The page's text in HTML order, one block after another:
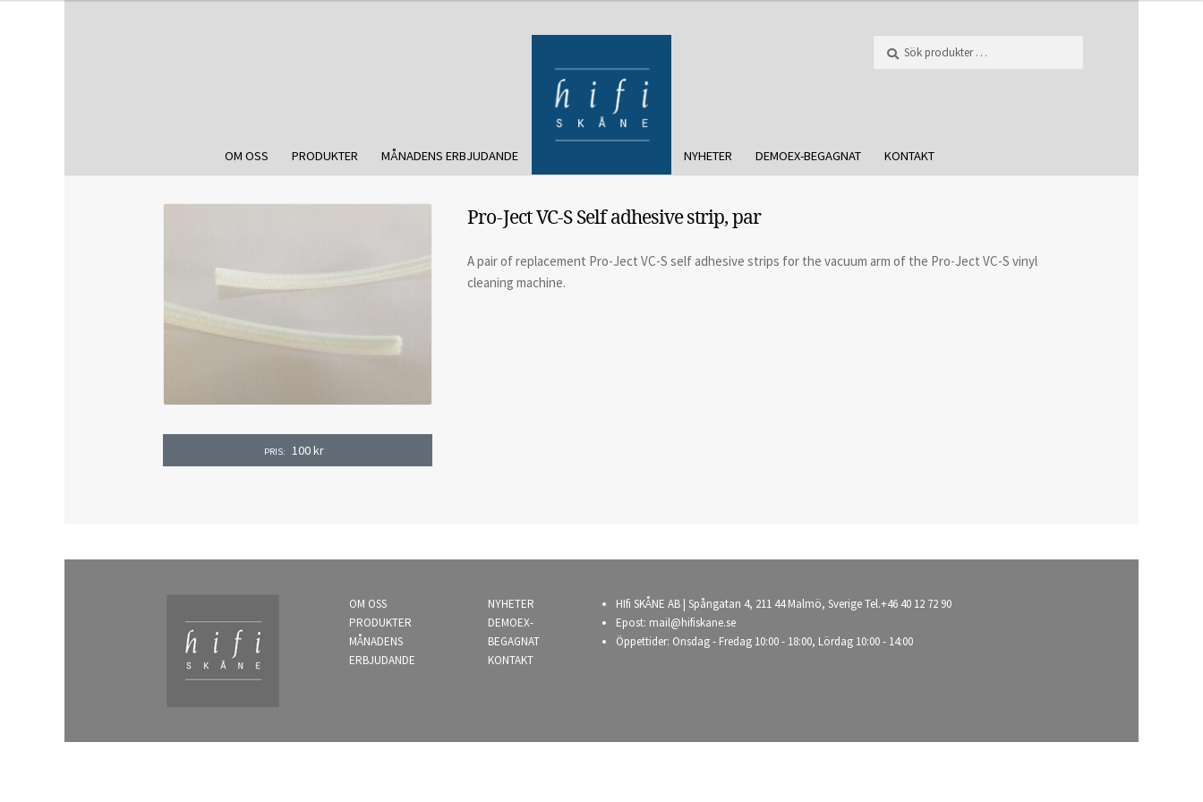
OM OSS PRODUKTER MÅNADENS ERBJUDANDE NYHETER DEMOEX-BEGAGNAT KONTAKT
PRIS: 100kr
Pro-Ject VC-S Self adhesive strip, par
A pair of replacement Pro-Ject VC-S self adhesive strips for the vacuum arm of the Pro-Ject VC-S vinyl
cleaning machine.
OM OSS
PRODUKTER
MÅNADENS
ERBJUDANDE
NYHETER
DEMOEX-
BEGAGNAT
KONTAKT
HIfi SKÅNE AB | Spångatan 4, 211 44 Malmö, Sverige Tel.+46 40 12 72 90
Epost: mail@hifiskane.se
Öppettider: Onsdag - Fredag 10:00 - 18:00, Lördag 10:00 - 14:00